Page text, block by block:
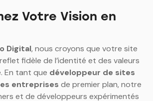
Votre Vision en
Digital, nous croyons que votre site
fidèle de l’identité et des valeurs
En tant que développeur de sites
entreprises de premier plan, notre
et de développeurs expérimentés